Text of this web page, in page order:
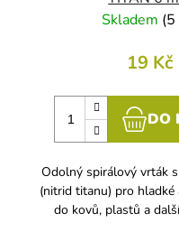
Skladem (5
19 Kč
DO
Odolný spirálový vrták
(nitrid titanu) pro hladké
do kovů, plastů a